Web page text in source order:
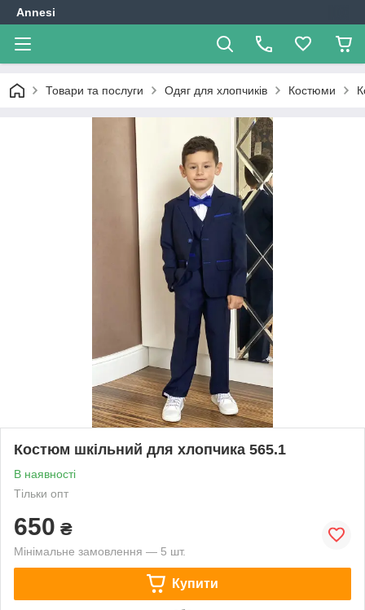
Annesi
Товари та послуги Одяг для хлопчиків Костюми
Костюм шкільний для хлопчика 565.1
В наявності
Тільки опт
650 ₴
Мінімальне замовлення — 5 шт.
Купити